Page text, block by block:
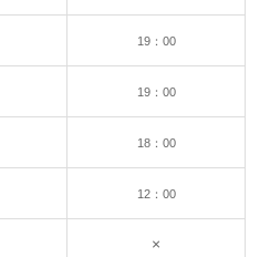
19：00
19：00
18：00
12：00
×